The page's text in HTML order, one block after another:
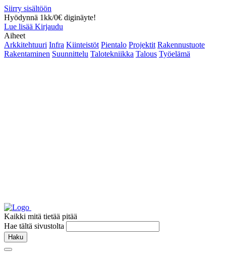
Siirry sisältöön
Hyödynnä 1kk/0€ diginäyte!
Lue lisää Kirjaudu
Aiheet
Arkkitehtuuri Infra Kiinteistöt Pientalo Projektit Rakennustuote
Rakentaminen Suunnittelu Talotekniikka Talous Työelämä
Kaikki mitä tietää pitää
Hae tältä sivustolta
Haku